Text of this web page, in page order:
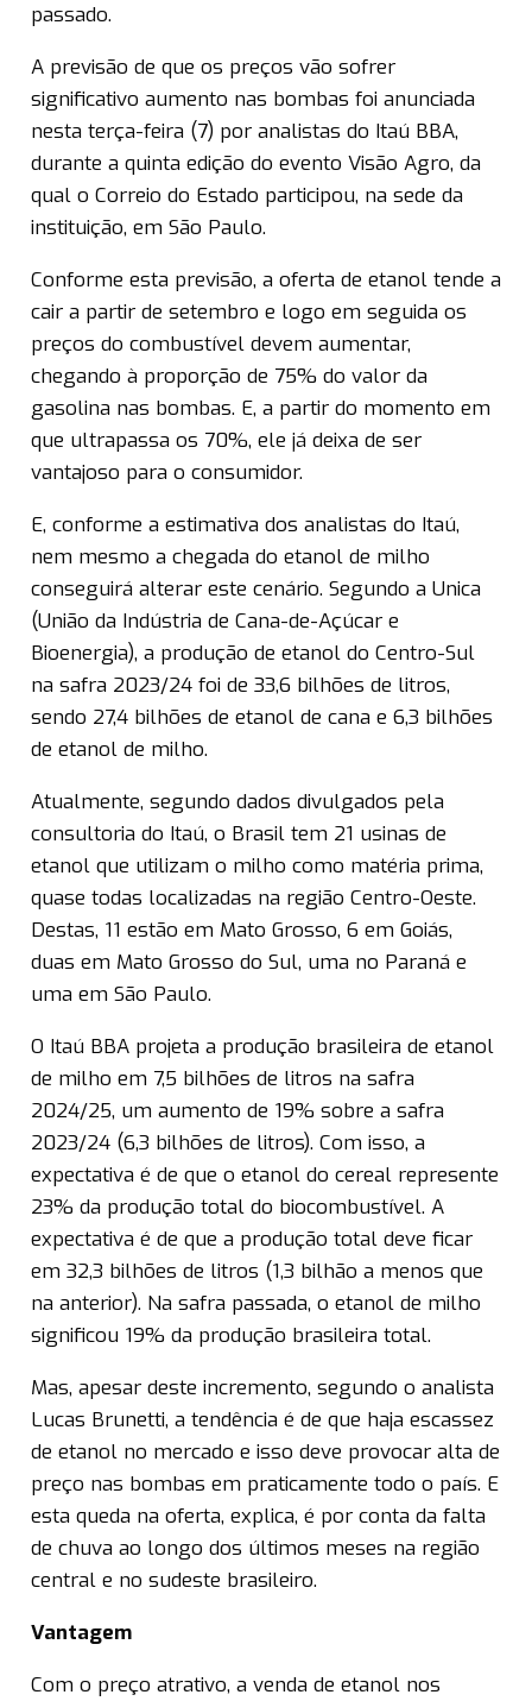
passado.
A previsão de que os preços vão sofrer
significativo aumento nas bombas foi anunciada
nesta terça-feira (7) por analistas do Itaú BBA,
durante a quinta edição do evento Visão Agro, da
qual o Correio do Estado participou, na sede da
instituição, em São Paulo.
Conforme esta previsão, a oferta de etanol tende a
cair a partir de setembro e logo em seguida os
preços do combustível devem aumentar,
chegando à proporção de 75% do valor da
gasolina nas bombas. E, a partir do momento em
que ultrapassa os 70%, ele já deixa de ser
vantajoso para o consumidor.
E, conforme a estimativa dos analistas do Itaú,
nem mesmo a chegada do etanol de milho
conseguirá alterar este cenário. Segundo a Unica
(União da Indústria de Cana-de-Açúcar e
Bioenergia), a produção de etanol do Centro-Sul
na safra 2023/24 foi de 33,6 bilhões de litros,
sendo 27,4 bilhões de etanol de cana e 6,3 bilhões
de etanol de milho.
Atualmente, segundo dados divulgados pela
consultoria do Itaú, o Brasil tem 21 usinas de
etanol que utilizam o milho como matéria prima,
quase todas localizadas na região Centro-Oeste.
Destas, 11 estão em Mato Grosso, 6 em Goiás,
duas em Mato Grosso do Sul, uma no Paraná e
uma em São Paulo.
O Itaú BBA projeta a produção brasileira de etanol
de milho em 7,5 bilhões de litros na safra
2024/25, um aumento de 19% sobre a safra
2023/24 (6,3 bilhões de litros). Com isso, a
expectativa é de que o etanol do cereal represente
23% da produção total do biocombustível. A
expectativa é de que a produção total deve ficar
em 32,3 bilhões de litros (1,3 bilhão a menos que
na anterior). Na safra passada, o etanol de milho
significou 19% da produção brasileira total.
Mas, apesar deste incremento, segundo o analista
Lucas Brunetti, a tendência é de que haja escassez
de etanol no mercado e isso deve provocar alta de
preço nas bombas em praticamente todo o país. E
esta queda na oferta, explica, é por conta da falta
de chuva ao longo dos últimos meses na região
central e no sudeste brasileiro.
Vantagem
Com o preço atrativo, a venda de etanol nos